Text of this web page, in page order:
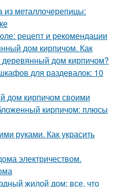
металлочерепицы:
рецепт и рекомендации
дом кирпичом. Как
дом кирпичом?
для раздевалок: 10
дом кирпичом своими
кирпичом: плюсы
руками. Как украсить
электричеством.
жилой дом: все, что